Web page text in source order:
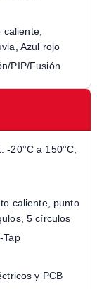
caliente,
Azul rojo
PIP/Fusión
-20°C a 150°C;
caliente, punto
5 círculos
Tap
y PCB